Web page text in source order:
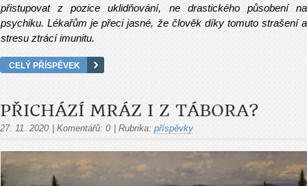
přistupovat z pozice uklidňování, ne drastického působení na
psychiku. Lékařům je přeci jasné, že člověk díky tomuto strašení a
stresu ztrácí imunitu.
CELÝ PŘÍSPĚVEK
PŘICHÁZÍ MRÁZ I Z TÁBORA?
27. 11. 2020 Komentářů: 0 Rubrika: příspěvky